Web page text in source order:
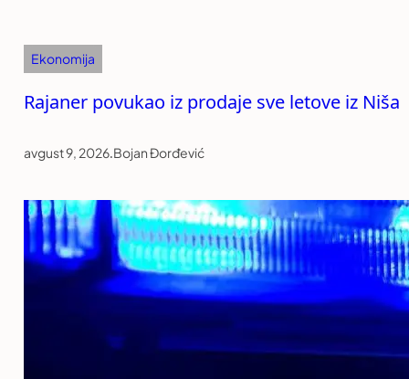
Ekonomija
Rajaner povukao iz prodaje sve letove iz Niša
avgust 9, 2026.Bojan Đorđević